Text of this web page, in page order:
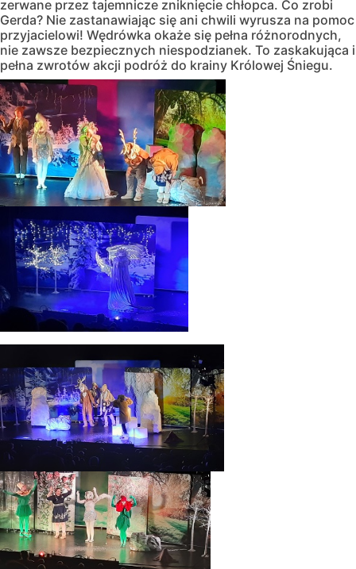
zerwane przez tajemnicze zniknięcie chłopca. Co zrobi
Gerda? Nie zastanawiając się ani chwili wyrusza na pomoc
przyjacielowi! Wędrówka okaże się pełna różnorodnych,
nie zawsze bezpiecznych niespodzianek. To zaskakująca i
pełna zwrotów akcji podróż do krainy Królowej Śniegu.